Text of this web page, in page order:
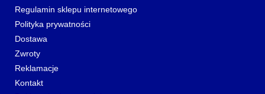
Regulamin sklepu internetowego
Polityka prywatności
Dostawa
Zwroty
Reklamacje
Kontakt